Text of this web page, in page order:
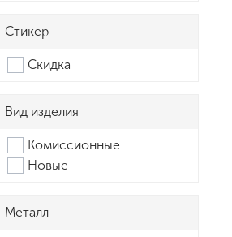
Стикер
Скидка
Вид изделия
Комиссионные
Новые
Металл